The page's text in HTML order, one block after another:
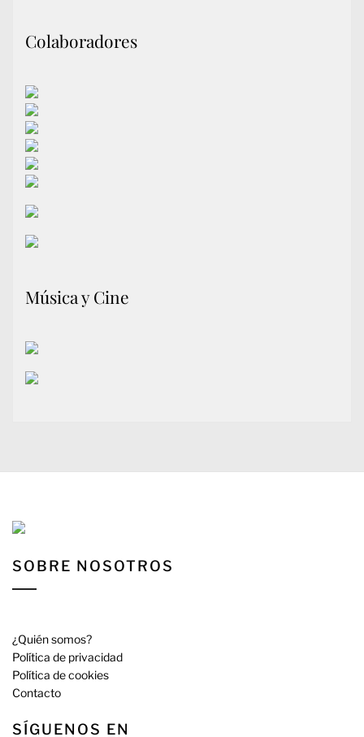
Colaboradores
Música y Cine
SOBRE NOSOTROS
¿Quién somos?
Política de privacidad
Política de cookies
Contacto
SÍGUENOS EN